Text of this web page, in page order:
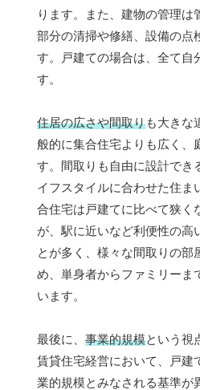
ります。また、建物の管理は
部分の清掃や修繕、設備の点
す。戸建ての場合は、全て自
す。
住居の広さや間取りも大きな
般的に集合住宅よりも広く、
す。間取りも自由に設計でき
イフスタイルに合わせた住ま
合住宅は戸建てに比べて狭く
が、駅に近いなど利便性の高
とが多く、様々な間取りの部
め、単身者からファミリーま
います。
最後に、 事業的規模という視
賃貸住宅経営において、戸建
業的規模とみなされる基準が